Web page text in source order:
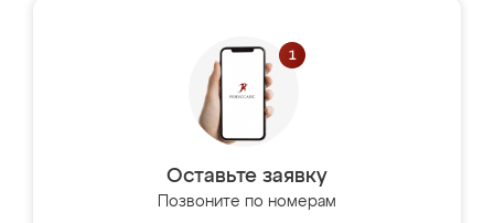
Оставьте заявку
Позвоните по номерам